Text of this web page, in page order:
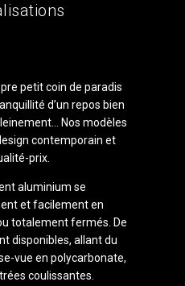
petit coin de paradis
d’un repos bien
Nos modèles
contemporain et
prix.
aluminium se
et facilement en
totalement fermés. De
disponibles, allant du
vue en polycarbonate,
coulissantes.